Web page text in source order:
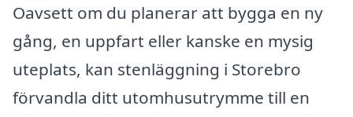
Oavsett om du planerar att bygga en ny
gång, en uppfart eller kanske en mysig
uteplats, kan stenläggning i Storebro
förvandla ditt utomhusutrymme till en